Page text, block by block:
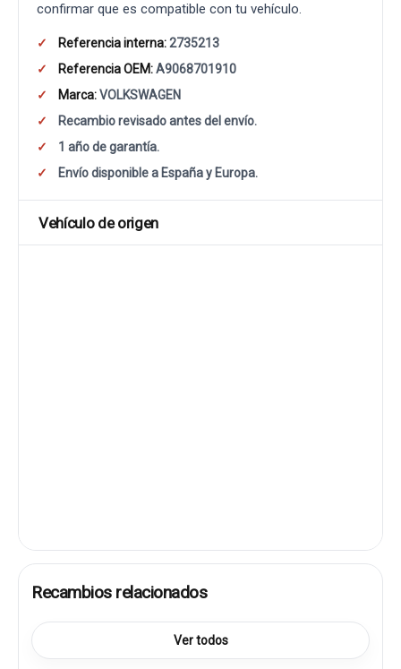
confirmar que es compatible con tu vehículo.
Referencia interna:2735213
Referencia OEM:A9068701910
Marca:VOLKSWAGEN
Recambio revisado antes del envío.
1 año de garantía.
Envío disponible a España y Europa.
Vehículo de origen
Recambios relacionados
Ver todos